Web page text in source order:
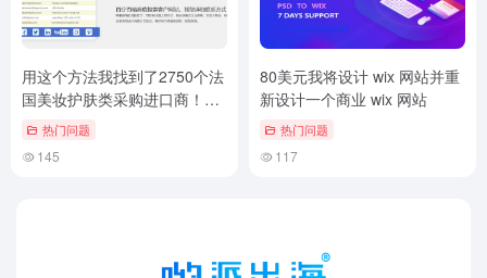
用这个方法我找到了2750个法
国美妆护肤类采购进口商！外
贸客户邮件挖掘技巧
热门问题
145
80美元我将设计 wix 网站并重
新设计一个商业 wix 网站
热门问题
117